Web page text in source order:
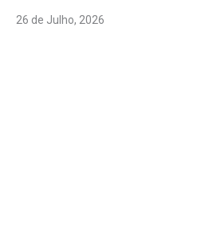
26 de Julho, 2026